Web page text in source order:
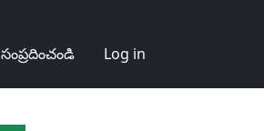
సంప్రదించండి Log in